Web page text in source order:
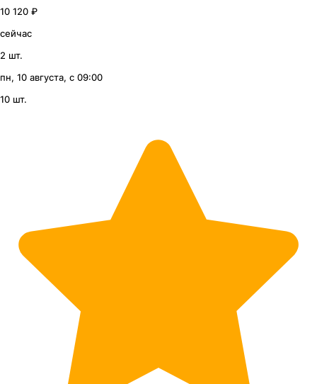
10 120 ₽
сейчас
2 шт.
пн, 10 августа, с 09:00
10 шт.